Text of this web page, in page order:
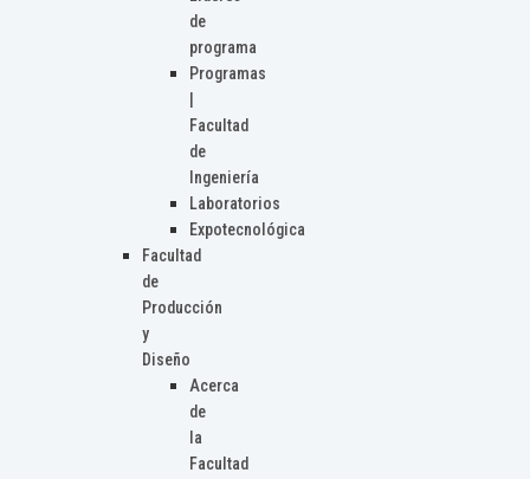
de
programa
Programas
Facultad
de
Ingeniería
Laboratorios
Expotecnológica
Facultad
de
Producción
y
Diseño
Acerca
de
la
Facultad